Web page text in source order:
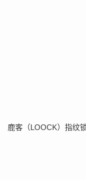
鹿客（LOOCK）指纹